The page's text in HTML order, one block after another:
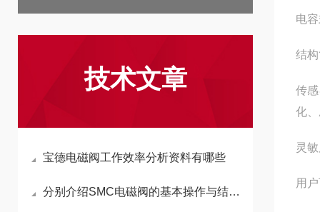
技术文章
宝德电磁阀工作效率分析资料有哪些
分别介绍SMC电磁阀的基本操作与结构特点
电
结
传
化
灵
用